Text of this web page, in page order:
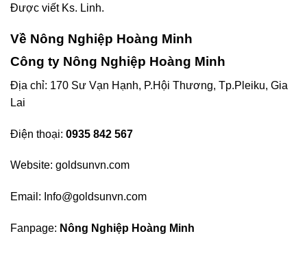
Được viết Ks. Linh.
Về Nông Nghiệp Hoàng Minh
Công ty Nông Nghiệp Hoàng Minh
Địa chỉ: 170 Sư Vạn Hạnh, P.Hội Thương, Tp.Pleiku, Gia
Lai
Điện thoại: 0935 842 567
Website: goldsunvn.com
Email: Info@goldsunvn.com
Fanpage: Nông Nghiệp Hoàng Minh